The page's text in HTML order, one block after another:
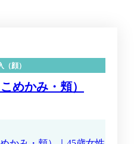
（顔）
めかみ・頬）